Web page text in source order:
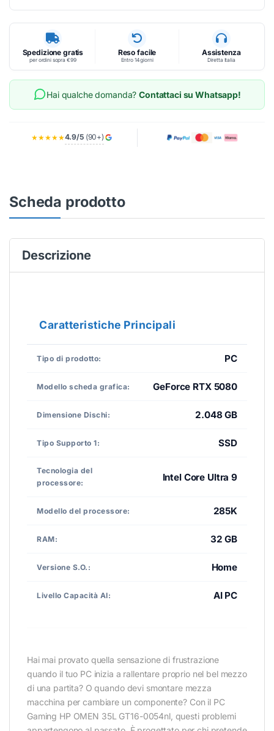
Spedizione gratis
per ordini sopra €99
Reso facile
Entro 14 giorni
Assistenza
Diretta Italia
Hai qualche domanda?Contattaci su Whatsapp!
★★★★★4.9/5(90+)
Scheda prodotto
Descrizione
Caratteristiche Principali
Tipo di prodotto: PC
Modello scheda grafica: GeForce RTX 5080
Dimensione Dischi: 2.048 GB
Tipo Supporto 1: SSD
Tecnologia del
processore:
Intel Core Ultra 9
Modello del processore: 285K
RAM: 32 GB
Versione S.O.: Home
Livello Capacità AI: AI PC
Hai mai provato quella sensazione di frustrazione
quando il tuo PC inizia a rallentare proprio nel bel mezzo
di una partita? O quando devi smontare mezza
macchina per cambiare un componente? Con il PC
Gaming HP OMEN 35L GT16-0054nl, questi problemi